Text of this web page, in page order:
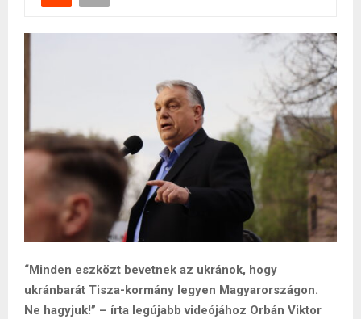
“Minden eszközt bevetnek az ukránok, hogy
ukránbarát Tisza-kormány legyen Magyarországon.
Ne hagyjuk!” – írta legújabb videójához Orbán Viktor